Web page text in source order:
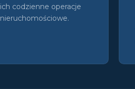
ich codzienne operacje
nieruchomościowe.